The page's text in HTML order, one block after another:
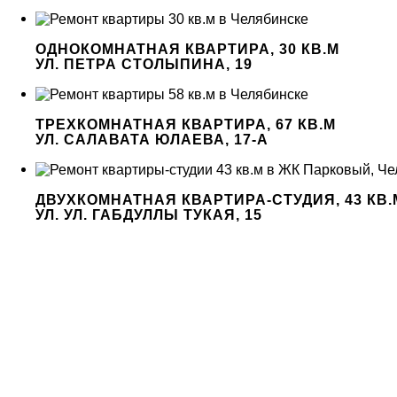
ОДНОКОМНАТНАЯ КВАРТИРА, 30 КВ.М
УЛ. ПЕТРА СТОЛЫПИНА, 19
ТРЕХКОМНАТНАЯ КВАРТИРА, 67 КВ.М
УЛ. САЛАВАТА ЮЛАЕВА, 17-А
ДВУХКОМНАТНАЯ КВАРТИРА-СТУДИЯ, 43
УЛ. УЛ. ГАБДУЛЛЫ ТУКАЯ, 15